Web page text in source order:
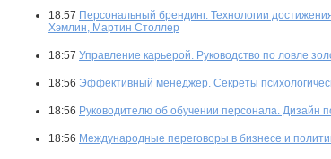
18:57 Персональный брендинг. Технологии
Хэмлин, Мартин Столлер
18:57 Управление карьерой. Руководство по ловле
18:56 Эффективный менеджер. Секреты
18:56 Руководителю об обучении персонала. Дизайн
18:56 Международные переговоры в бизнесе и